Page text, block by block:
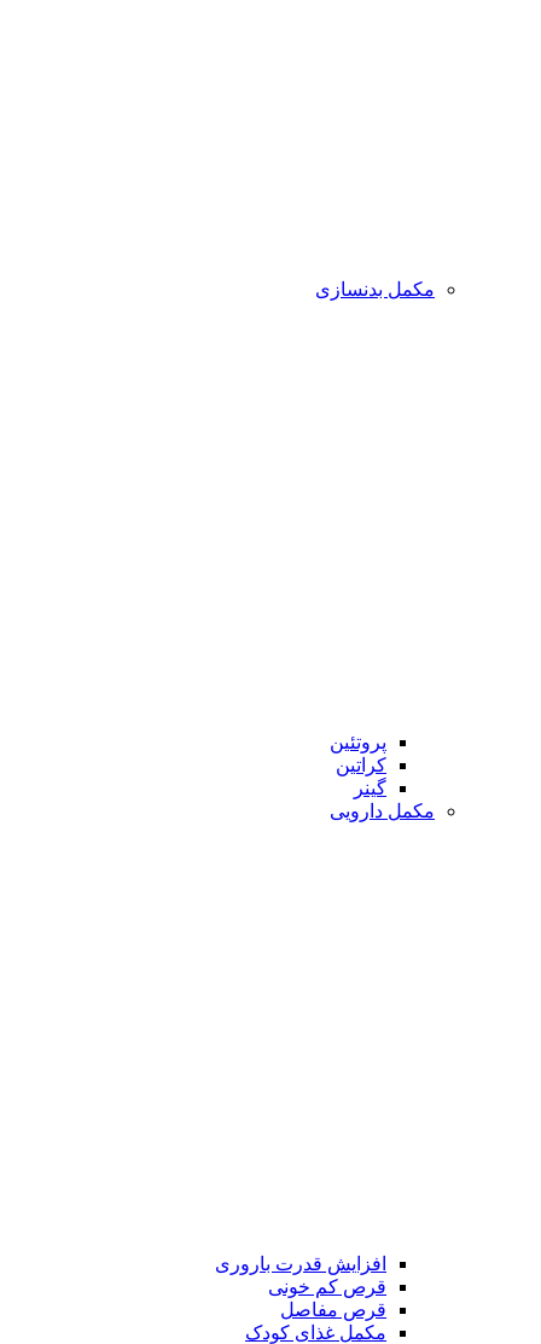
مکمل بدنسازی
پروتئین
کراتین
گینر
مکمل دارویی
افزایش قدرت باروری
قرص کم خونی
قرص مفاصل
مکمل غذای کودک